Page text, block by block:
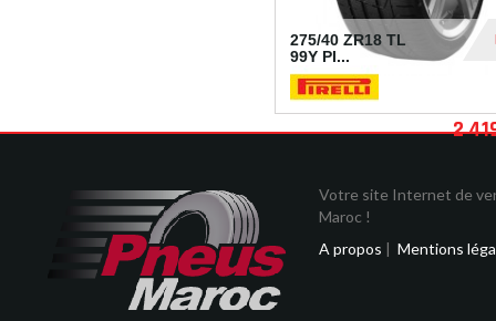
275/40 ZR18 TL
99Y PI...
2
Votre site Internet de
Maroc !
A propos | Mentions